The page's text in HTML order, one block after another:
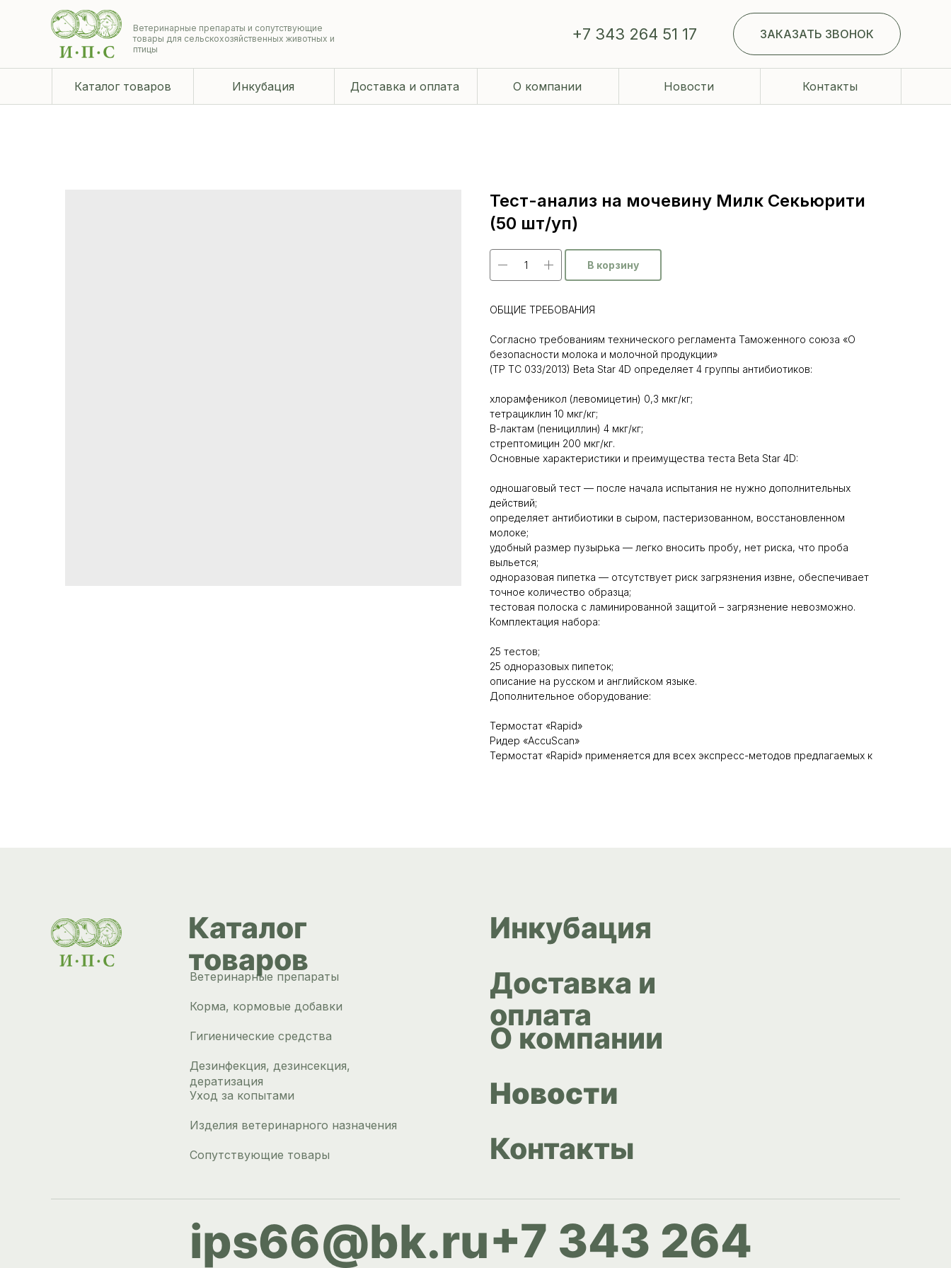
Каталог товаров Инкубация Доставка и оплата О компании Контакты
Ветеринарные препараты и сопутствующие
товары для сельскохозяйственных животных и
птицы
ЗАКАЗАТЬ ЗВОНОК
+7 343 264 51 17
Новости
Тест-анализ на мочевину Милк Секьюрити
(50 шт/уп)
В корзину
ОБЩИЕ ТРЕБОВАНИЯ
Согласно требованиям технического регламента Таможенного союза «О
безопасности молока и молочной продукции»
(ТР ТС 033/2013) Beta Star 4D определяет 4 группы антибиотиков:
хлорамфеникол (левомицетин) 0,3 мкг/кг;
тетрациклин 10 мкг/кг;
В-лактам (пенициллин) 4 мкг/кг;
стрептомицин 200 мкг/кг.
Основные характеристики и преимущества теста Beta Star 4D:
одношаговый тест — после начала испытания не нужно дополнительных
действий;
определяет антибиотики в сыром, пастеризованном, восстановленном
молоке;
удобный размер пузырька — легко вносить пробу, нет риска, что проба
выльется;
одноразовая пипетка — отсутствует риск загрязнения извне, обеспечивает
точное количество образца;
тестовая полоска с ламинированной защитой – загрязнение невозможно.
Комплектация набора:
25 тестов;
25 одноразовых пипеток;
описание на русском и английском языке.
Дополнительное оборудование:
Термостат «Rapid»
Ридер «AccuScan»
Термостат «Rapid» применяется для всех экспресс-методов предлагаемых к
Каталог
товаров
ips66@bk.ru+7 343 264
Инкубация
Доставка и
оплата
О компании
Контакты
Ветеринарные препараты
Корма, кормовые добавки
Гигиенические средства
Дезинфекция, дезинсекция,
дератизация
Уход за копытами
Изделия ветеринарного назначения
Сопутствующие товары
Новости